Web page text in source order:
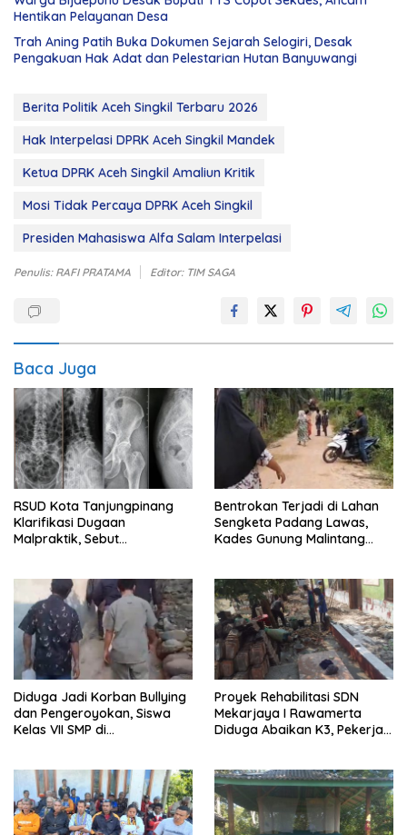
Hentikan Pelayanan Desa
Trah Aning Patih Buka Dokumen Sejarah Selogiri, Desak
Pengakuan Hak Adat dan Pelestarian Hutan Banyuwangi
Berita Politik Aceh Singkil Terbaru 2026
Hak Interpelasi DPRK Aceh Singkil Mandek
Ketua DPRK Aceh Singkil Amaliun Kritik
Mosi Tidak Percaya DPRK Aceh Singkil
Presiden Mahasiswa Alfa Salam Interpelasi
Penulis: RAFI PRATAMA Editor: TIM SAGA
Baca Juga
RSUD Kota Tanjungpinang
Klarifikasi Dugaan
Malpraktik, Sebut
Bentrokan Terjadi di Lahan
Sengketa Padang Lawas,
Kades Gunung Malintang
Diduga Jadi Korban Bullying
dan Pengeroyokan, Siswa
Kelas VII SMP di
Proyek Rehabilitasi SDN
Mekarjaya I Rawamerta
Diduga Abaikan K3, Pekerja